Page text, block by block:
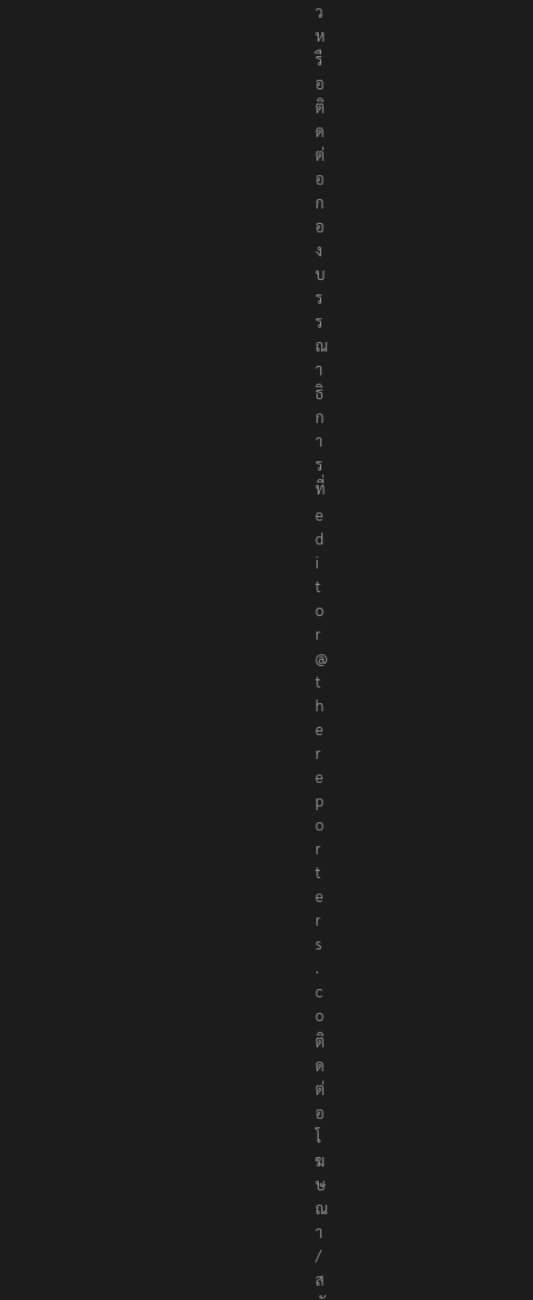
ว
ห
รื
อ
ติ
ด
ต่
อ
ก
อ
ง
บ
ร
ร
ณ
า
ธิ
ก
า
ร
ที่
e
d
i
t
o
r
@
t
h
e
r
e
p
o
r
t
e
r
s
.
c
o
ติ
ด
ต่
อ
โ
ฆ
ษ
ณ
า
/
ส